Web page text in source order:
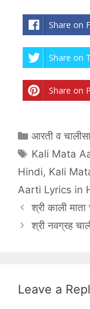
Share on
Share on
Share on
Categories
आरती व
Tags
Kali Mata
Hindi, Kali
Aarti Lyrics in
श्री काली माता
श्री नवग्रह
Leave a